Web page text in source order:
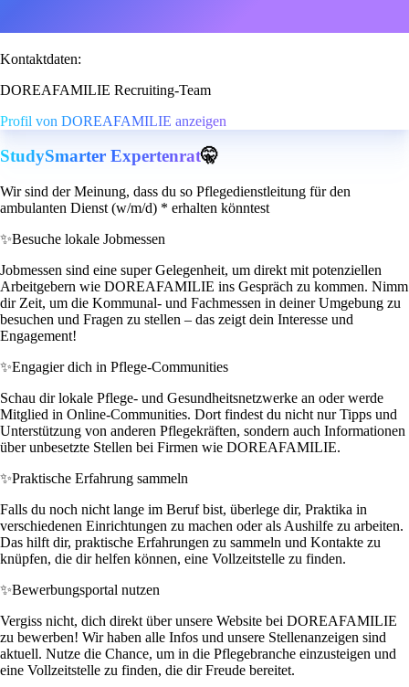
Kontaktdaten:
DOREAFAMILIE Recruiting-Team
Profil von DOREAFAMILIE anzeigen
StudySmarter Expertenrat🤫
Wir sind der Meinung, dass du so Pflegedienstleitung für den
ambulanten Dienst (w/m/d) * erhalten könntest
✨Besuche lokale Jobmessen
Jobmessen sind eine super Gelegenheit, um direkt mit potenziellen
Arbeitgebern wie DOREAFAMILIE ins Gespräch zu kommen. Nimm
dir Zeit, um die Kommunal- und Fachmessen in deiner Umgebung zu
besuchen und Fragen zu stellen – das zeigt dein Interesse und
Engagement!
✨Engagier dich in Pflege-Communities
Schau dir lokale Pflege- und Gesundheitsnetzwerke an oder werde
Mitglied in Online-Communities. Dort findest du nicht nur Tipps und
Unterstützung von anderen Pflegekräften, sondern auch Informationen
über unbesetzte Stellen bei Firmen wie DOREAFAMILIE.
✨Praktische Erfahrung sammeln
Falls du noch nicht lange im Beruf bist, überlege dir, Praktika in
verschiedenen Einrichtungen zu machen oder als Aushilfe zu arbeiten.
Das hilft dir, praktische Erfahrungen zu sammeln und Kontakte zu
knüpfen, die dir helfen können, eine Vollzeitstelle zu finden.
✨Bewerbungsportal nutzen
Vergiss nicht, dich direkt über unsere Website bei DOREAFAMILIE
zu bewerben! Wir haben alle Infos und unsere Stellenanzeigen sind
aktuell. Nutze die Chance, um in die Pflegebranche einzusteigen und
eine Vollzeitstelle zu finden, die dir Freude bereitet.